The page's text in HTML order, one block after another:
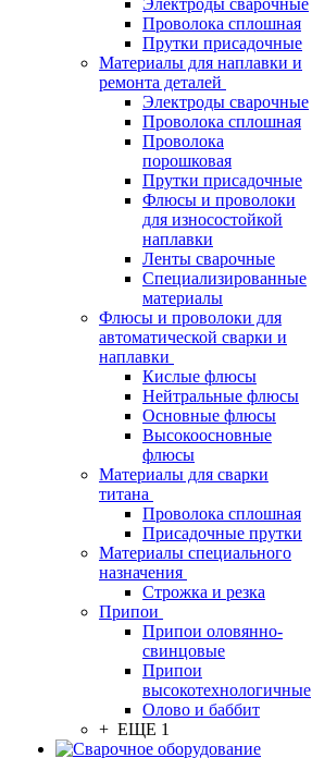
Электроды сварочные
Проволока сплошная
Прутки присадочные
Материалы для наплавки и
ремонта деталей
Электроды сварочные
Проволока сплошная
Проволока
порошковая
Прутки присадочные
Флюсы и проволоки
для износостойкой
наплавки
Ленты сварочные
Специализированные
материалы
Флюсы и проволоки для
автоматической сварки и
наплавки
Кислые флюсы
Нейтральные флюсы
Основные флюсы
Высокоосновные
флюсы
Материалы для сварки
титана
Проволока сплошная
Присадочные прутки
Материалы специального
назначения
Строжка и резка
Припои
Припои оловянно-
свинцовые
Припои
высокотехнологичные
Олово и баббит
+ ЕЩЕ 1